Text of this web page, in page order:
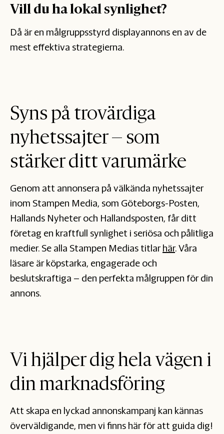
Vill du ha lokal synlighet?
Då är en målgruppsstyrd displayannons en av de
mest effektiva strategierna.
Syns på trovärdiga
nyhetssajter – som
stärker ditt varumärke
Genom att annonsera på välkända nyhetssajter
inom Stampen Media, som Göteborgs-Posten,
Hallands Nyheter och Hallandsposten, får ditt
företag en kraftfull synlighet i seriösa och pålitliga
medier. Se alla Stampen Medias titlarhär. Våra
läsare är köpstarka, engagerade och
beslutskraftiga – den perfekta målgruppen för din
annons.
Vi hjälper dig hela vägen i
din marknadsföring
Att skapa en lyckad annonskampanj kan kännas
överväldigande, men vi finns här för att guida dig!